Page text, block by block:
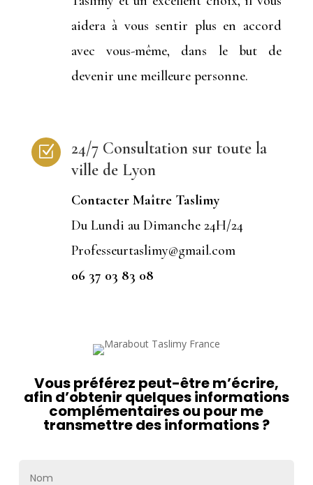
aidera à vous sentir plus en accord
avec vous-même, dans le but de
devenir une meilleure personne.
Z
24/7 Consultation sur toute la
ville de Lyon
Contacter Maître Taslimy
Du Lundi au Dimanche 24H/24
Professeurtaslimy@gmail.com
06 37 03 83 08
Vous préférez peut-être m’écrire,
afin d’obtenir quelques informations
complémentaires ou pour me
transmettre des informations ?